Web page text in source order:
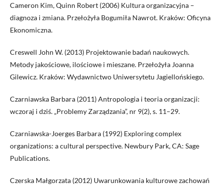
Cameron Kim, Quinn Robert (2006) Kultura organizacyjna –
diagnoza i zmiana. Przełożyła Bogumiła Nawrot. Kraków: Oficyna
Ekonomiczna.
Creswell John W. (2013) Projektowanie badań naukowych.
Metody jakościowe, ilościowe i mieszane. Przełożyła Joanna
Gilewicz. Kraków: Wydawnictwo Uniwersytetu Jagiellońskiego.
Czarniawska Barbara (2011) Antropologia i teoria organizacji:
wczoraj i dziś. „Problemy Zarządzania”, nr 9(2), s. 11–29.
Czarniawska-Joerges Barbara (1992) Exploring complex
organizations: a cultural perspective. Newbury Park, CA: Sage
Publications.
Czerska Małgorzata (2012) Uwarunkowania kulturowe zachowań